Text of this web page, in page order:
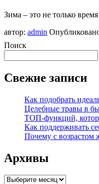
Зима – это не только
автор: admin
Поиск
Свежие записи
Как подобрать
Целебные травы в
ТОП-функций,
Как поддерживать
Почему с возрастом
Архивы
Архивы